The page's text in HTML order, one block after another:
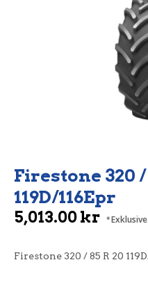
Firestone 320 /
119D/116Epr
5,013.00kr
Firestone 320 / 85 R 20